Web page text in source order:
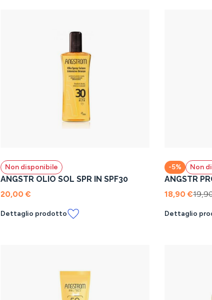
Non disponibile
ANGSTR OLIO SOL SPR IN SPF30
20,00 €
Dettaglio prodotto
-5% Non
ANGSTR
18,90 €
Dettaglio